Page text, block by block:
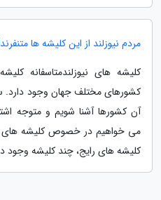
مردم نیوزلند از این کلیشه ها
کلیشه های نیوزلندمتاسفانه
کشورهای مختلف جهان وجود دارد.
آن کشورها آشنا شویم و متوجه
می خواهیم در خصوص کلیشه های
کلیشه های رایج، چند کلیشه وجود